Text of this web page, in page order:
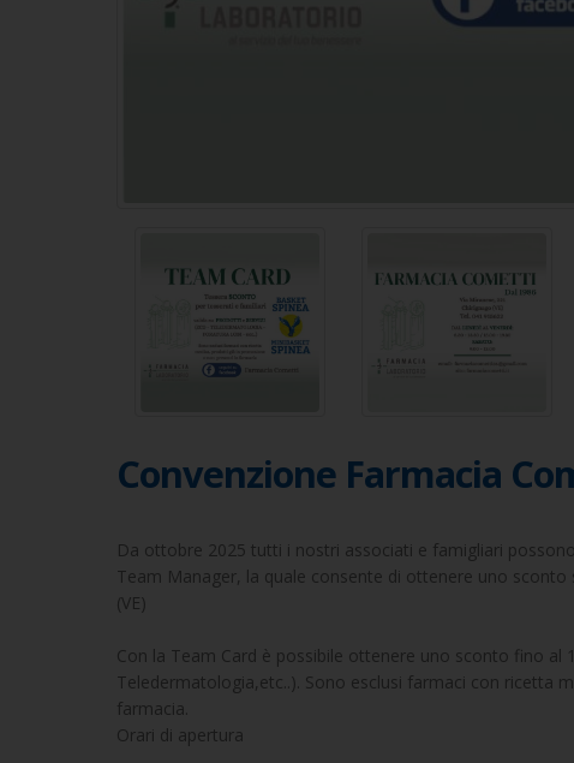
Convenzione Farmacia
Da ottobre 2025 tutti i nostri associati e famigliari
Team Manager, la quale consente di ottenere uno
(VE)
Con la Team Card è possibile ottenere uno sconto fino al
Teledermatologia,etc..). Sono esclusi farmaci con ricetta
farmacia.
Orari di apertura